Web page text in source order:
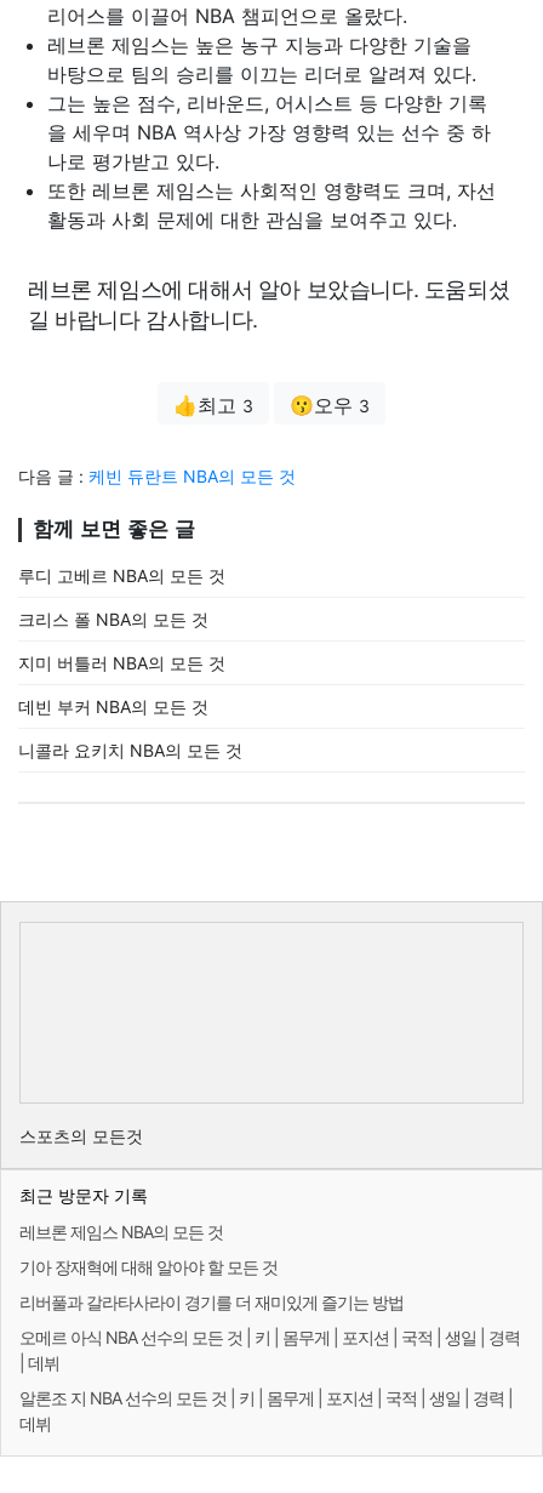
리어스를 이끌어 NBA 챔피언으로 올랐다.
레브론 제임스는 높은 농구 지능과 다양한 기술을
바탕으로 팀의 승리를 이끄는 리더로 알려져 있다.
그는 높은 점수, 리바운드, 어시스트 등 다양한 기록
을 세우며 NBA 역사상 가장 영향력 있는 선수 중 하
나로 평가받고 있다.
또한 레브론 제임스는 사회적인 영향력도 크며, 자선
활동과 사회 문제에 대한 관심을 보여주고 있다.
레브론 제임스에 대해서 알아 보았습니다. 도움되셨
길 바랍니다 감사합니다.
👍최고 3 😗오우 3
다음 글 : 케빈 듀란트 NBA의 모든 것
함께 보면 좋은 글
루디 고베르 NBA의 모든 것
크리스 폴 NBA의 모든 것
지미 버틀러 NBA의 모든 것
데빈 부커 NBA의 모든 것
니콜라 요키치 NBA의 모든 것
스포츠의 모든것
최근 방문자 기록
레브론 제임스 NBA의 모든 것
기아 장재혁에 대해 알아야 할 모든 것
리버풀과 갈라타사라이 경기를 더 재미있게 즐기는 방법
오메르 아식 NBA 선수의 모든 것 | 키 | 몸무게 | 포지션 | 국적 | 생일 | 경력
| 데뷔
알론조 지 NBA 선수의 모든 것 | 키 | 몸무게 | 포지션 | 국적 | 생일 | 경력 |
데뷔